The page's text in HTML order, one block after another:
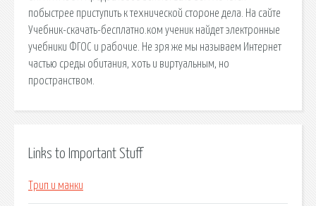
побыстрее приступить к технической стороне дела. На сайте
Учебник-скачать-бесплатно.ком ученик найдет электронные
учебники ФГОС и рабочие. Не зря же мы называем Интернет
частью среды обитания, хоть и виртуальным, но
пространством.
Links to Important Stuff
Трип и манки